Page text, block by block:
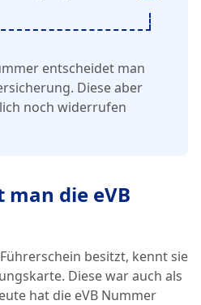
entscheidet man
Diese aber
noch widerrufen
die eVB
besitzt, kennt sie
Diese war auch als
hat die eVB Nummer